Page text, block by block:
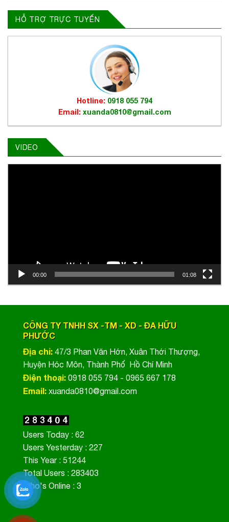
HỖ TRỢ TRỰC TUYẾN
Hotline: 0918 055 794
Email: xuanda0810@gmail.com
VIDEO
00:00 01:08
CÔNG TY TNHH SX -TM - XD - ĐA HỮU
PHƯỚC
Địa chỉ: 47/3 Phan Văn Hớn, Xuân Thới Thượng,
Huyện Hóc Môn, Thành Phố Hồ Chí Minh
Điện thoại: 0918 055 794 - 0965 667 178
Email: xuanda0810@gmail.com
Users Today : 62
Users Yesterday : 227
This Year : 51244
Total Users : 283403
Who's Online : 3